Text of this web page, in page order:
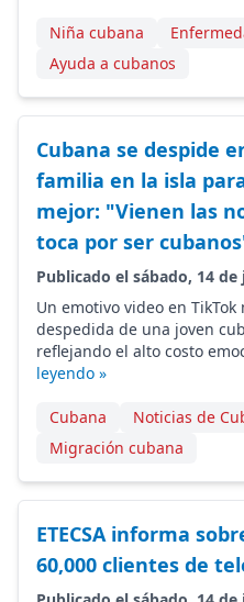
Niña cubana
Ayuda a cubanos
Cubana se despide
familia en la isla
mejor: "Vienen las
toca por ser
Publicado el sábado, 14 de
Un emotivo video en
despedida de una joven
reflejando el alto costo
leyendo »
Cubana Noticias de
Migración cubana
ETECSA informa
60,000 clientes de